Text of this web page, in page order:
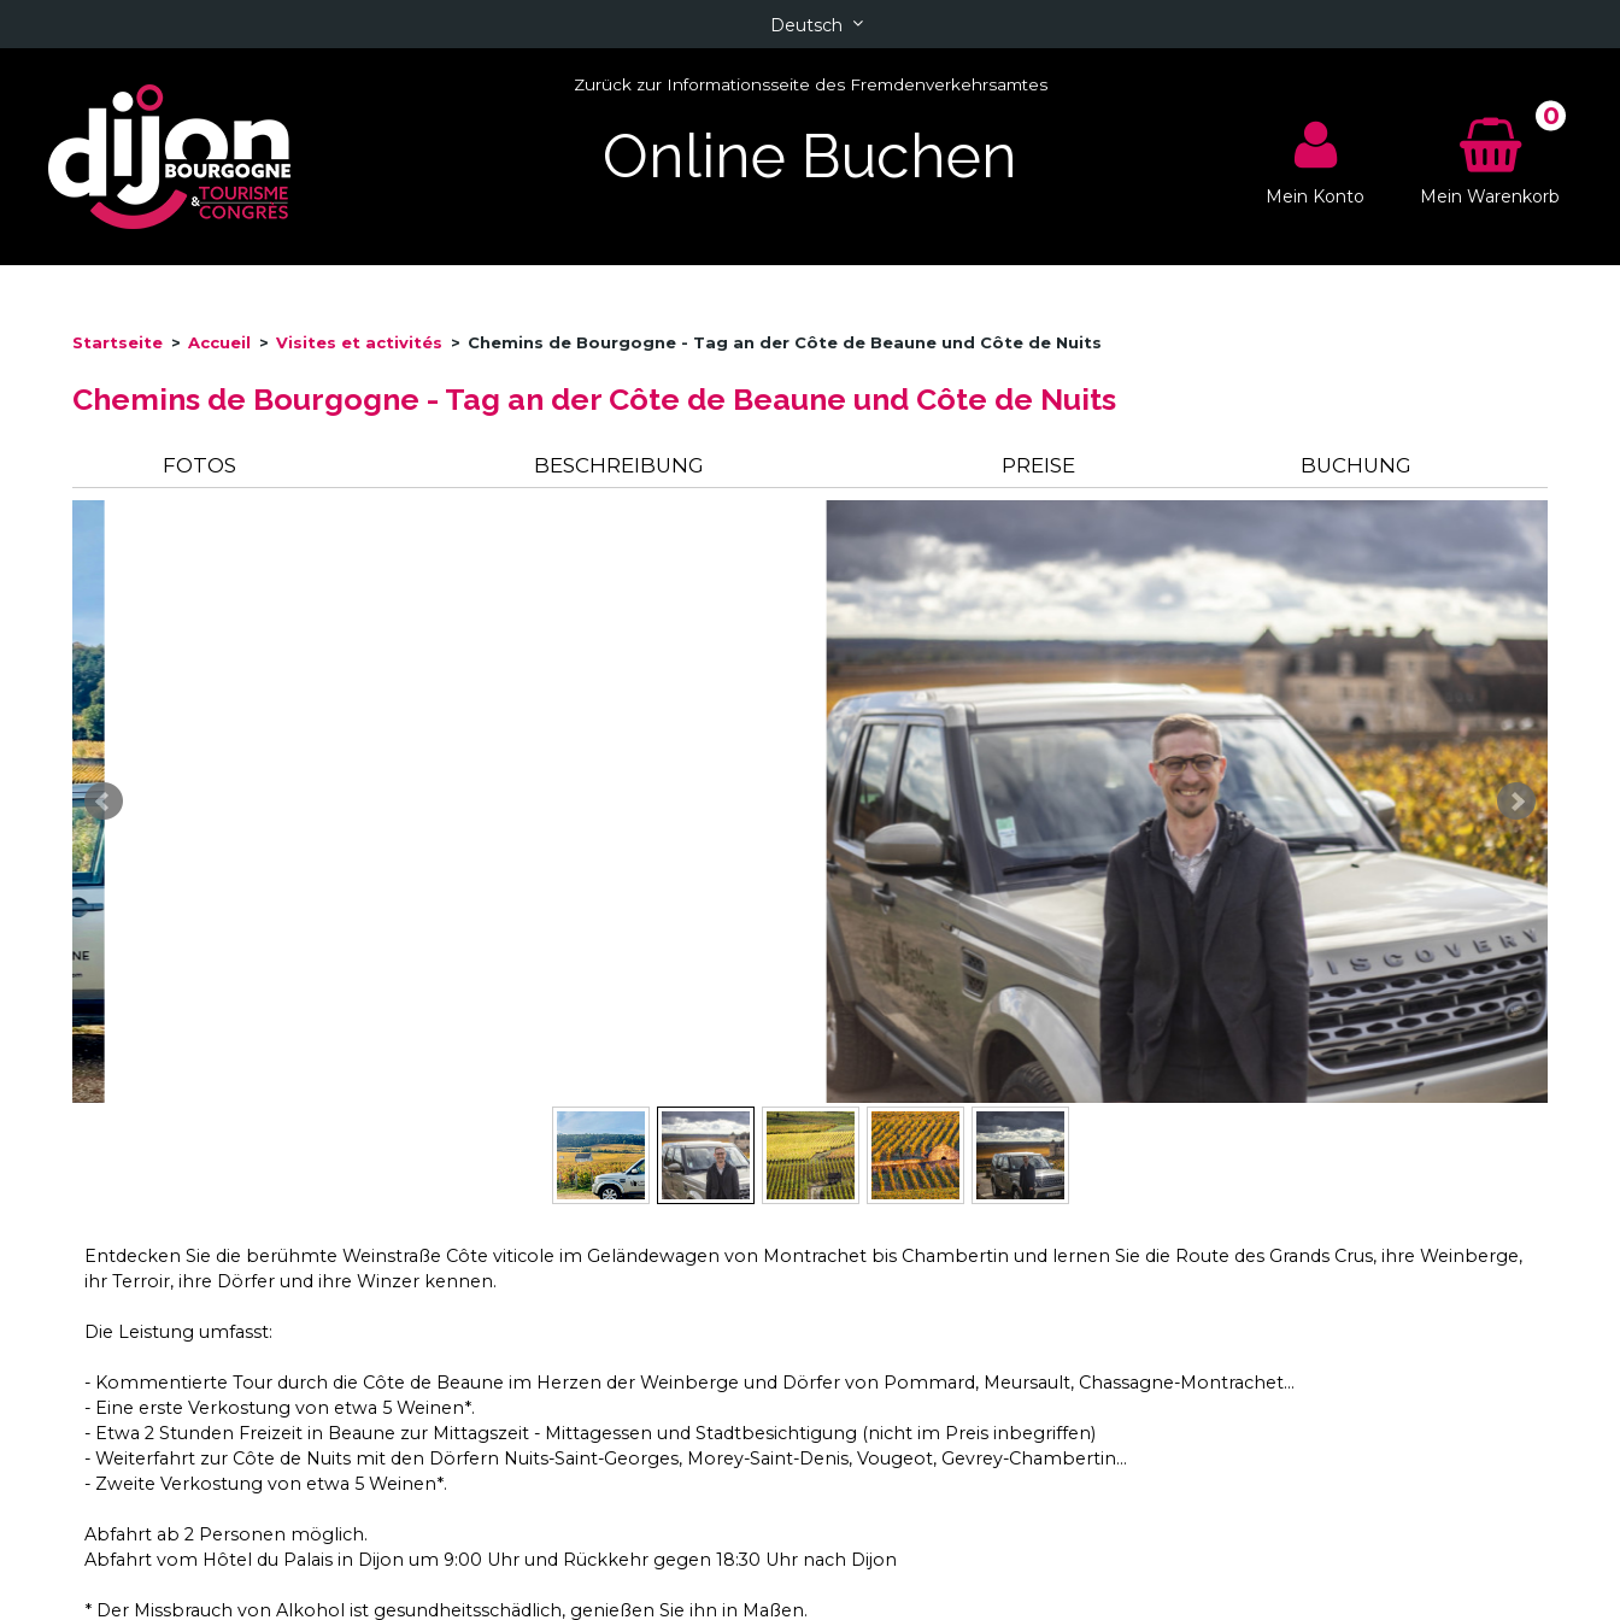
Deutsch
Zurück zur Informationsseite des Fremdenverkehrsamtes
Online Buchen
Mein Konto Mein Warenkorb
0
Startseite > Accueil > Visites et activités > Chemins de Bourgogne - Tag an der Côte de Beaune und Côte de Nuits
Chemins de Bourgogne - Tag an der Côte de Beaune und Côte de Nuits
FOTOS BESCHREIBUNG PREISE BUCHUNG
Entdecken Sie die berühmte Weinstraße Côte viticole im Geländewagen von Montrachet bis Chambertin und lernen Sie die Route des Grands Crus, ihre Weinberge,
ihr Terroir, ihre Dörfer und ihre Winzer kennen.
Die Leistung umfasst:
- Kommentierte Tour durch die Côte de Beaune im Herzen der Weinberge und Dörfer von Pommard, Meursault, Chassagne-Montrachet...
- Eine erste Verkostung von etwa 5 Weinen*.
- Etwa 2 Stunden Freizeit in Beaune zur Mittagszeit - Mittagessen und Stadtbesichtigung (nicht im Preis inbegriffen)
- Weiterfahrt zur Côte de Nuits mit den Dörfern Nuits-Saint-Georges, Morey-Saint-Denis, Vougeot, Gevrey-Chambertin...
- Zweite Verkostung von etwa 5 Weinen*.
Abfahrt ab 2 Personen möglich.
Abfahrt vom Hôtel du Palais in Dijon um 9:00 Uhr und Rückkehr gegen 18:30 Uhr nach Dijon
* Der Missbrauch von Alkohol ist gesundheitsschädlich, genießen Sie ihn in Maßen.